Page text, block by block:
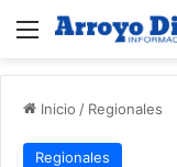
Menú
Inicio / Regionales
Regionales